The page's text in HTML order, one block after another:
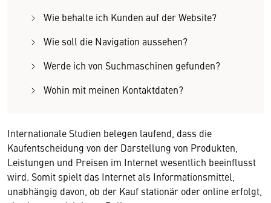
Wie behalte ich Kunden auf der Website?
Wie soll die Navigation aussehen?
Werde ich von Suchmaschinen gefunden?
Wohin mit meinen Kontaktdaten?
Internationale Studien belegen laufend, dass die
Kaufentscheidung von der Darstellung von Produkten,
Leistungen und Preisen im Internet wesentlich beeinflusst
wird. Somit spielt das Internet als Informationsmittel,
unabhängig davon, ob der Kauf stationär oder online erfolgt,